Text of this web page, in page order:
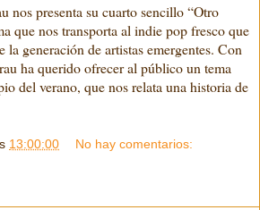
nos presenta su cuarto sencillo “Otro
que nos transporta al indie pop fresco que
la generación de artistas emergentes. Con
ha querido ofrecer al público un tema
del verano, que nos relata una historia de
13:00:00 No hay comentarios: